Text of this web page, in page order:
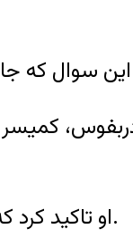
کمیسر
او تاکید کرد که ایران نمی تواند از “مبارزه با مواد مخدر” به عنوان دستاویزی برای صدور احکام اعدام استفاده کند.